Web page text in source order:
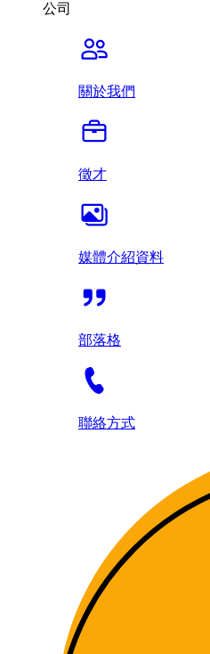
公司
關於我們
徵才
媒體介紹資料
部落格
聯絡方式